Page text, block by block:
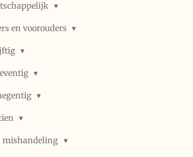
en voorouders
mishandeling